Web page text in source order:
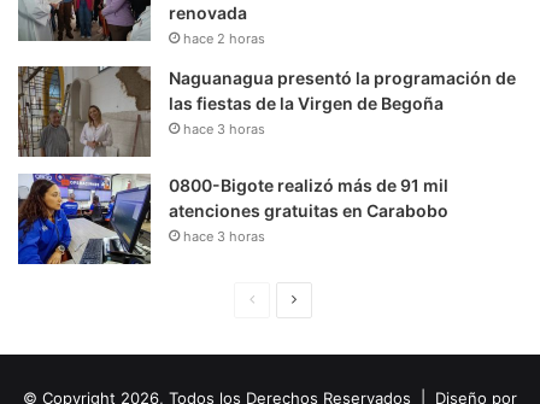
renovada
hace 2 horas
Naguanagua presentó la programación de
las fiestas de la Virgen de Begoña
hace 3 horas
0800-Bigote realizó más de 91 mil
atenciones gratuitas en Carabobo
hace 3 horas
© Copyright 2026, Todos los Derechos Reservados | Diseño por